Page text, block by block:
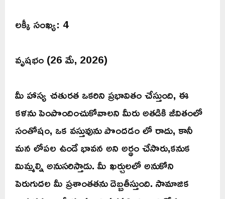
లక్కీ సంఖ్య: 4
వృషభం (26 మే, 2026)
మీ హాస్య చతురత ఒకరిని ప్రభావితం చేస్తుంది, ఈ
కళను పెంపొందించుకోవాలని మీరు అతడికి జీవితంలో
సంతోషం, ఒక వస్తువును పొందడం లో రాదు, కానీ
మన లోపల ఉండే భావన అని అర్థం చేసారు,కనుక
మిమ్మల్ని అనుసరిస్తాడు. మీ ఖర్చులలో అనుకోని
పెరుగుదల మీ ప్రశాంతతను దెబ్బతీస్తుంది. సామాజిక